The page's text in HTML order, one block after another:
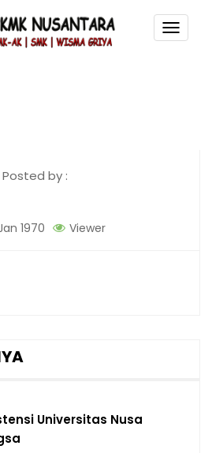
Posted by :
1970 Viewer
Universitas Nusa